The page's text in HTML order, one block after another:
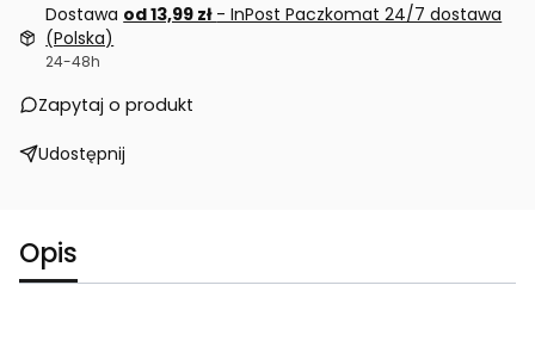
Dostawa od 13,99 zł - InPost Paczkomat 24/7 dostawa
(Polska)
24-48h
Zapytaj o produkt
Udostępnij
Opis